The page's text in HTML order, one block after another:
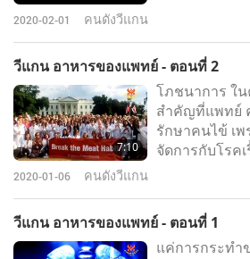
innocent
2020-02-01 คนดังวีแกน
วีแกน อาหารของแพทย์ - ตอนที่ 2
7:10
โภชนาการ ใ
สำคัญที่แพทย์
รักษาคนไข้ เพ
จัดการกับโรค
โภชนาการโ
ที่สุด ที่แพทย์ค
อิทธิพลต่อโร
ครั้งที่ ลดนิสัย
จากสัตว์ คุณจ
2020-01-06 คนดังวีแกน
วีแกน อาหารของแพทย์ - ตอนที่ 1
แค่การกระทำ